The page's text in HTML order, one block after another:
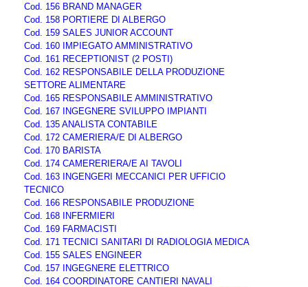
Cod. 156 BRAND MANAGER
Cod. 158 PORTIERE DI ALBERGO
Cod. 159 SALES JUNIOR ACCOUNT
Cod. 160 IMPIEGATO AMMINISTRATIVO
Cod. 161 RECEPTIONIST (2 POSTI)
Cod. 162 RESPONSABILE DELLA PRODUZIONE
SETTORE ALIMENTARE
Cod. 165 RESPONSABILE AMMINISTRATIVO
Cod. 167 INGEGNERE SVILUPPO IMPIANTI
Cod. 135 ANALISTA CONTABILE
Cod. 172 CAMERIERA/E DI ALBERGO
Cod. 170 BARISTA
Cod. 174 CAMERERIERA/E AI TAVOLI
Cod. 163 INGENGERI MECCANICI PER UFFICIO
TECNICO
Cod. 166 RESPONSABILE PRODUZIONE
Cod. 168 INFERMIERI
Cod. 169 FARMACISTI
Cod. 171 TECNICI SANITARI DI RADIOLOGIA MEDICA
Cod. 155 SALES ENGINEER
Cod. 157 INGEGNERE ELETTRICO
Cod. 164 COORDINATORE CANTIERI NAVALI